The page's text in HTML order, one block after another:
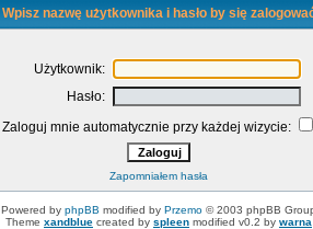
Wpisz nazwę użytkownika i hasło by się
Użytkownik:
Hasło:
Zaloguj mnie automatycznie przy każdej wizycie:
Zapomniałem hasła
Powered by phpBB modified by Przemo © 2003 phpBB
Theme xandblue created by spleen modified v0.2 by warna